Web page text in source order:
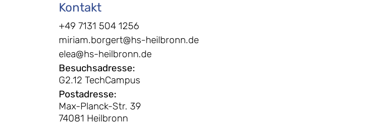
Kontakt
+49 7131 504 1256
miriam.borgert@hs-heilbronn.de
elea@hs-heilbronn.de
Besuchsadresse:
G2.12 TechCampus
Postadresse:
Max-Planck-Str. 39
74081 Heilbronn